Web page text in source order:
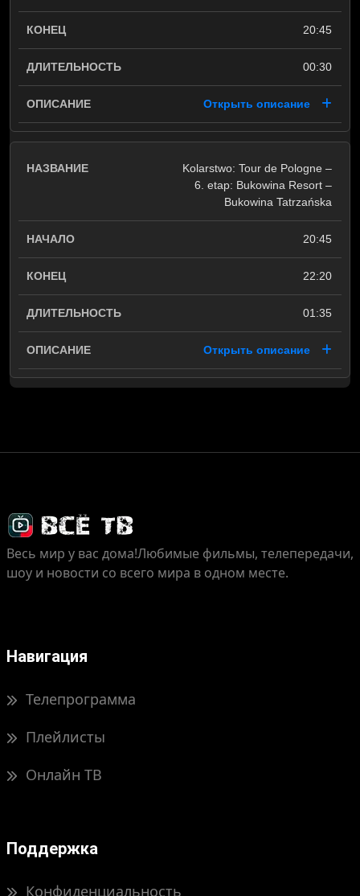
20:45
00:30
Открыть описание
Kolarstwo: Tour de Pologne –
6. etap: Bukowina Resort –
Bukowina Tatrzańska
20:45
22:20
01:35
Открыть описание
Весь мир у вас дома!Любимые фильмы, телепередачи,
шоу и новости со всего мира в одном месте.
Навигация
Телепрограмма
Плейлисты
Онлайн ТВ
Поддержка
Конфиденциальность